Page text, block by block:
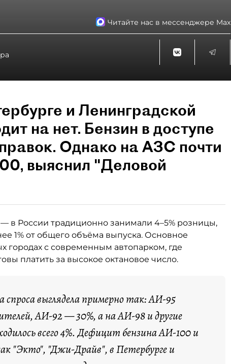
Читайте нас в мессенджере Max
и Ленинградской
на нет. Бензин в доступе
Однако на АЗС почти
выяснил "Деловой
России традиционно занимали 4–5% розницы,
1% от общего объёма выпуска. Основное
городах с современным автопарком, где
платить за высокое октановое число.
спроса выглядела примерно так: АИ-95
АИ-92 — 30%, а на АИ-98 и другие
всего 4%. Дефицит бензина АИ-100 и
"Экто", "Джи-Драйв", в Петербурге и